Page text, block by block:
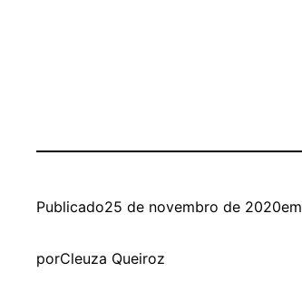
Publicado25 de novembro de 2020em
porCleuza Queiroz